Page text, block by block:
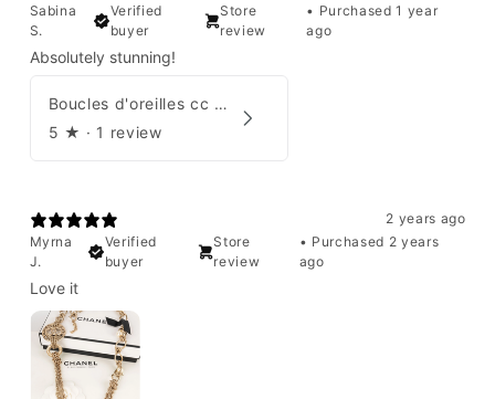
Sabina
S.
Verified
buyer
Store
review
• Purchased 1 year
ago
Absolutely stunning!
Boucles d'oreilles cc Chanel
5 ★ · 1 review
2 years ago
Myrna
J.
Verified
buyer
Store
review
• Purchased 2 years
ago
Love it